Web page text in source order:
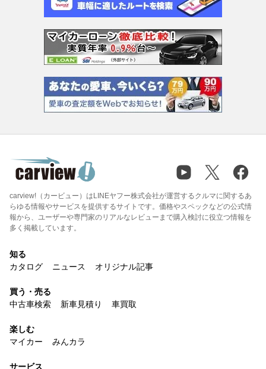
carview!（カービュー）はLINEヤフー株式会社が運営するクルマに関するあ
らゆる情報やサービスを提供するサイトです。価格やスペックなどの公式情
報から、ユーザーや専門家のリアルなレビューまで購入検討に役立つ情報を
多く掲載しています。
知る
カタログ
ニュース オリジナル記事
買う・売る
中古車検索
新車見積り 車買取
楽しむ
マイカー
みんカラ
サービス